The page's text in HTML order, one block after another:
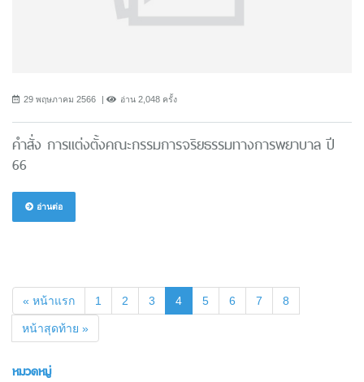
29 พฤษภาคม 2566 อ่าน 2,048 ครั้ง
คำสั่ง การแต่งตั้งคณะกรรมการจริยธรรมทางการพยาบาล ปี
66
อ่านต่อ
« หน้าแรก 1 2 3 4(current)
5 6 7 8
หน้าสุดท้าย »
หมวดหมู่